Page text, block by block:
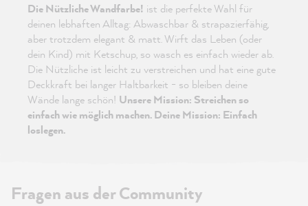
Die Nützliche Wandfarbe! ist die perfekte Wahl für
deinen lebhaften Alltag: Abwaschbar & strapazierfähig,
aber trotzdem elegant & matt. Wirft das Leben (oder
dein Kind) mit Ketschup, so wasch es einfach wieder ab.
Die Nützliche ist leicht zu verstreichen und hat eine gute
Deckkraft bei langer Haltbarkeit - so bleiben deine
Wände lange schön! Unsere Mission: Streichen so
einfach wie möglich machen. Deine Mission: Einfach
loslegen.
Fragen aus der Community